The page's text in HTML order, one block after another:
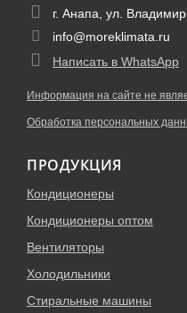
г. Анапа, ул.
info@moreklimata.ru
Написать в WhatsApp
Информация на сайте не
Обработка персональных
ПРОДУКЦИЯ
Кондиционеры
Кондиционеры оптом
Вентиляторы
Холодильники
Стиральные машины